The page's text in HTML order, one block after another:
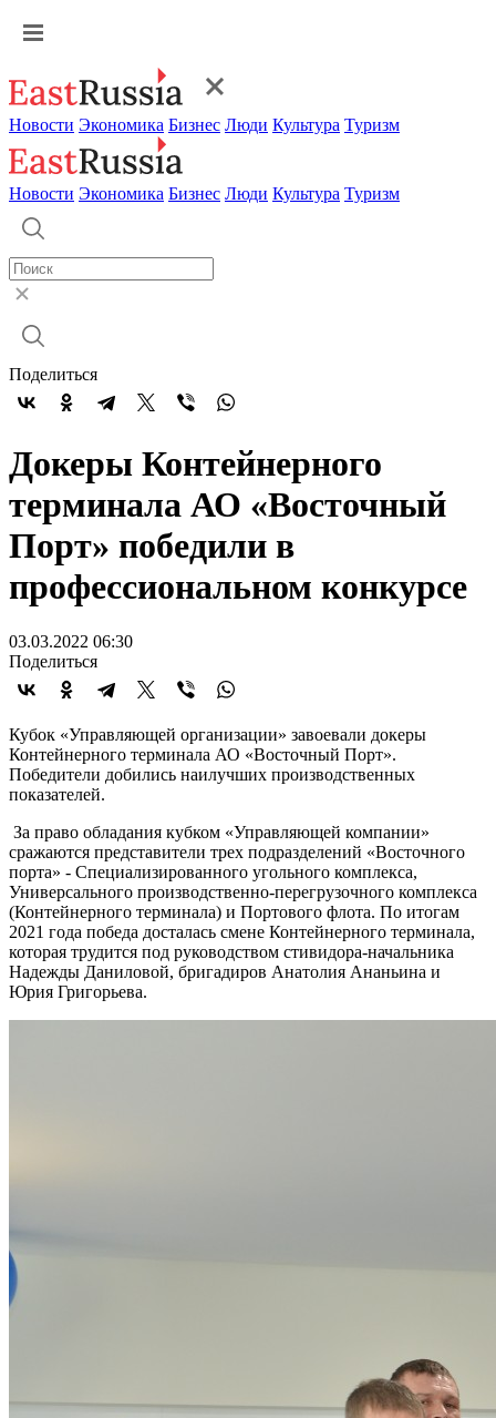
Новости Экономика Бизнес Люди Культура Туризм
Новости Экономика Бизнес Люди Культура Туризм
Поделиться
Докеры Контейнерного
терминала АО «Восточный
Порт» победили в
профессиональном конкурсе
03.03.2022 06:30
Поделиться
Кубок «Управляющей организации» завоевали докеры
Контейнерного терминала АО «Восточный Порт».
Победители добились наилучших производственных
показателей.
За право обладания кубком «Управляющей компании»
сражаются представители трех подразделений «Восточного
порта» - Специализированного угольного комплекса,
Универсального производственно-перегрузочного комплекса
(Контейнерного терминала) и Портового флота. По итогам
2021 года победа досталась смене Контейнерного терминала,
которая трудится под руководством стивидора-начальника
Надежды Даниловой, бригадиров Анатолия Ананьина и
Юрия Григорьева.